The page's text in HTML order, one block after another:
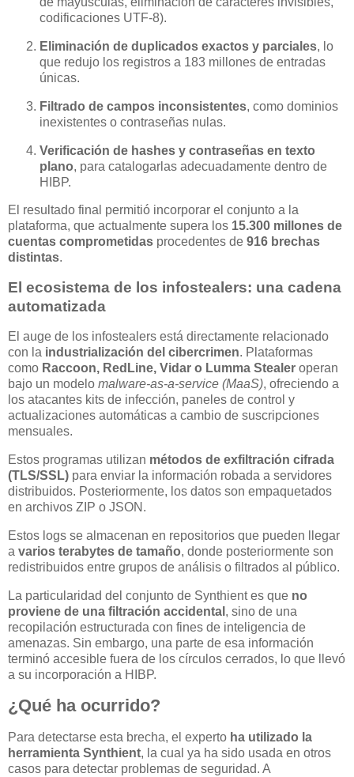
codificaciones UTF-8).
Eliminación de duplicados exactos y parciales, lo
que redujo los registros a 183 millones de entradas
únicas.
Filtrado de campos inconsistentes, como dominios
inexistentes o contraseñas nulas.
Verificación de hashes y contraseñas en texto
plano, para catalogarlas adecuadamente dentro de
HIBP.
El resultado final permitió incorporar el conjunto a la
plataforma, que actualmente supera los 15.300 millones de
cuentas comprometidas procedentes de 916 brechas
distintas.
El ecosistema de los infostealers: una cadena
automatizada
El auge de los infostealers está directamente relacionado
con la industrialización del cibercrimen. Plataformas
como Raccoon, RedLine, Vidar o Lumma Stealer operan
bajo un modelo malware-as-a-service (MaaS), ofreciendo a
los atacantes kits de infección, paneles de control y
actualizaciones automáticas a cambio de suscripciones
mensuales.
Estos programas utilizan métodos de exfiltración cifrada
(TLS/SSL) para enviar la información robada a servidores
distribuidos. Posteriormente, los datos son empaquetados
en archivos ZIP o JSON.
Estos logs se almacenan en repositorios que pueden llegar
a varios terabytes de tamaño, donde posteriormente son
redistribuidos entre grupos de análisis o filtrados al público.
La particularidad del conjunto de Synthient es que no
proviene de una filtración accidental , sino de una
recopilación estructurada con fines de inteligencia de
amenazas. Sin embargo, una parte de esa información
terminó accesible fuera de los círculos cerrados, lo que llevó
a su incorporación a HIBP.
¿Qué ha ocurrido?
Para detectarse esta brecha, el experto ha utilizado la
herramienta Synthient, la cual ya ha sido usada en otros
casos para detectar problemas de seguridad. A